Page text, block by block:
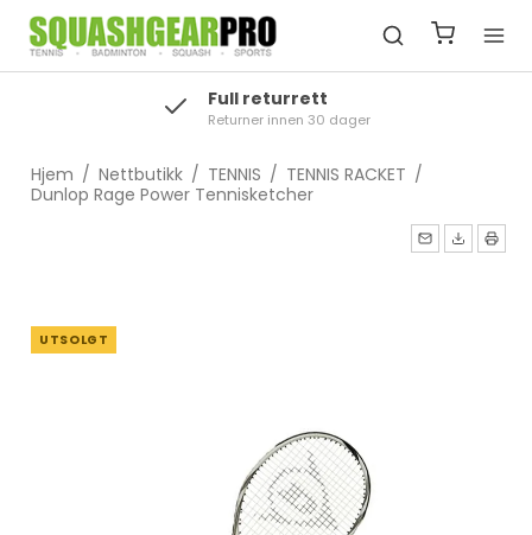
Full returrett
Returner innen 30 dager
Hjem / Nettbutikk / TENNIS / TENNIS RACKET /
Dunlop Rage Power Tennisketcher
UTSOLGT